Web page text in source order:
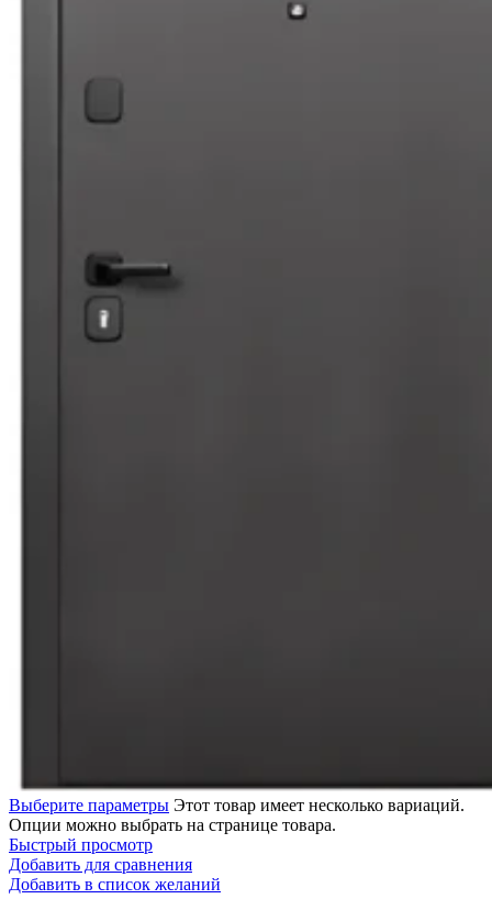
Выберите параметры Этот товар имеет несколько вариаций.
Опции можно выбрать на странице товара.
Быстрый просмотр
Добавить для сравнения
Добавить в список желаний